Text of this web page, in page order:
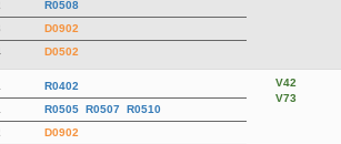
R0508
D0902
D0502
R0402
R0505 R0507 R0510
D0902
V42
V73